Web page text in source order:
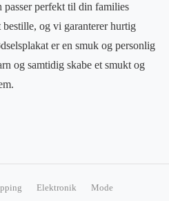
perfekt til din families
og vi garanterer hurtig
er en smuk og personlig
og samtidig skabe et smukt og
Elektronik
Mode